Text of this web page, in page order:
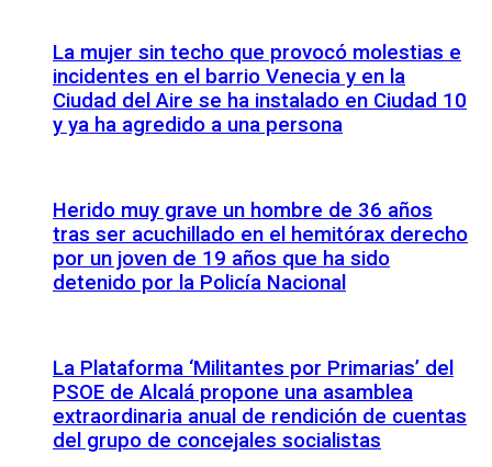
La mujer sin techo que provocó molestias e
incidentes en el barrio Venecia y en la
Ciudad del Aire se ha instalado en Ciudad 10
y ya ha agredido a una persona
Herido muy grave un hombre de 36 años
tras ser acuchillado en el hemitórax derecho
por un joven de 19 años que ha sido
detenido por la Policía Nacional
La Plataforma ‘Militantes por Primarias’ del
PSOE de Alcalá propone una asamblea
extraordinaria anual de rendición de cuentas
del grupo de concejales socialistas